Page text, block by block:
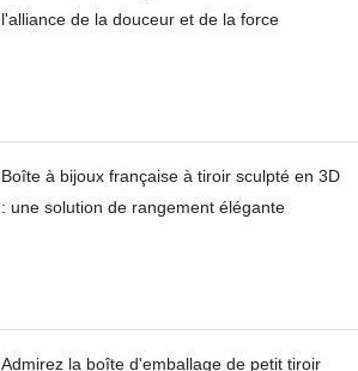
l'alliance de la douceur et de la force
Boîte à bijoux française à tiroir sculpté en 3D
: une solution de rangement élégante
Admirez la boîte d'emballage de petit tiroir